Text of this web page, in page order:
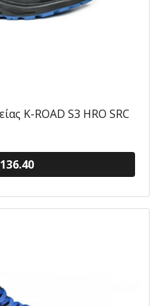
K-ROAD S3 HRO SRC